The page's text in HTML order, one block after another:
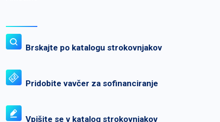
Brskajte po katalogu strokovnjakov
Pridobite vavčer za sofinanciranje
Vpišite se v katalog strokovnjakov